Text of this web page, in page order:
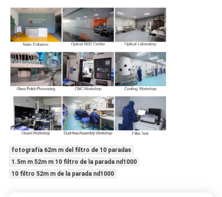
fotografía 62m m del filtro de 10 paradas
1.5m m 52m m 10 filtro de la parada nd1000
10 filtro 52m m de la parada nd1000